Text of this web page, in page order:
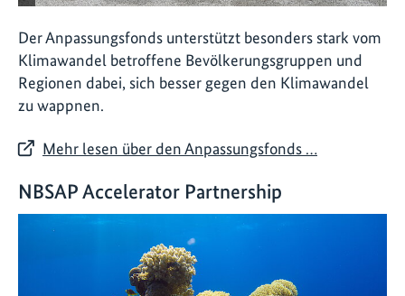
Der Anpassungsfonds unterstützt besonders stark vom
Klimawandel betroffene Bevölkerungsgruppen und
Regionen dabei, sich besser gegen den Klimawandel
zu wappnen.
Mehr lesen über den Anpassungsfonds …
NBSAP Accelerator Partnership